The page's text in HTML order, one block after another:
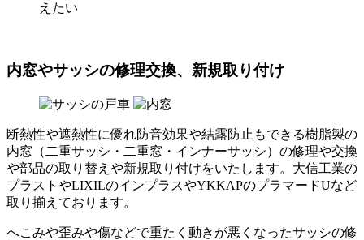
えたい
内窓やサッシの修理交換、新規取り付け
断熱性や遮熱性に優れ防音効果や結露防止もできる樹脂製の
内窓（二重サッシ・二重窓・インナーサッシ）の修理や交換
や部品の取り替えや新規取り付けをいたします。大信工業の
プラストやLIXILのインプラスやYKKAPのプラマードUなど
取り揃えております。
へこみや歪みや傷などで重たく動きが悪くなったサッシの修